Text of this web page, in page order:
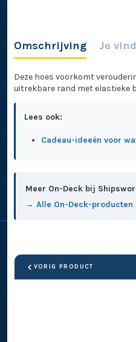
Omschrijving Je
Deze hoes voorkomt
uitrekbare rand met elastieke
Lees ook:
Cadeau-ideeën voor
Meer On-Deck bij
→ Alle On-Deck-producten
VORIG PRODUCT